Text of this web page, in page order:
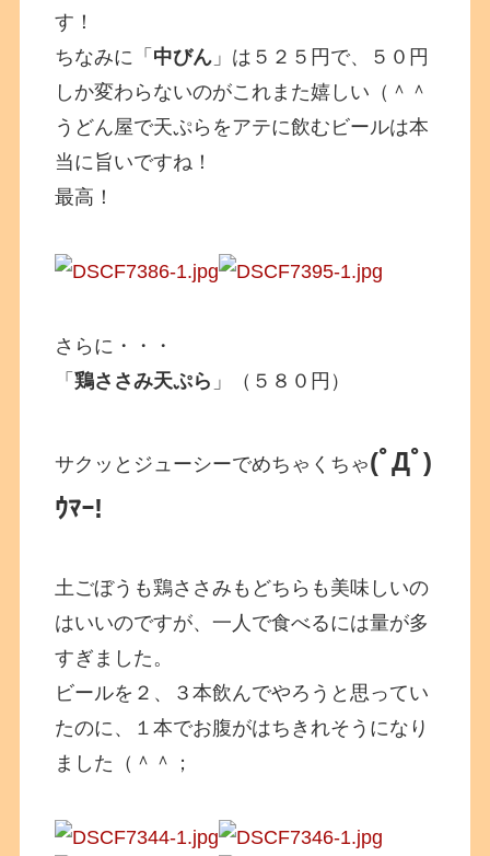
す！
ちなみに「 中びん 」は５２５円で、５０円
しか変わらないのがこれまた嬉しい（＾＾
うどん屋で天ぷらをアテに飲むビールは本
当に旨いですね！
最高！
さらに・・・
「鶏ささみ天ぷら 」（５８０円）
サクッとジューシーでめちゃくちゃ(ﾟДﾟ)
ｳﾏｰ!
土ごぼうも鶏ささみもどちらも美味しいの
はいいのですが、一人で食べるには量が多
すぎました。
ビールを２、３本飲んでやろうと思ってい
たのに、１本でお腹がはちきれそうになり
ました（＾＾；